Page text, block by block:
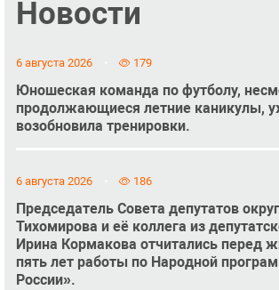
Новости
6 августа 2026 179
Юношеская команда по футболу,
продолжающиеся летние каникулы,
возобновила тренировки.
6 августа 2026 186
Председатель Совета депутатов
Тихомирова и её коллега из
Ирина Кормакова отчитались перед
пять лет работы по Народной
России».